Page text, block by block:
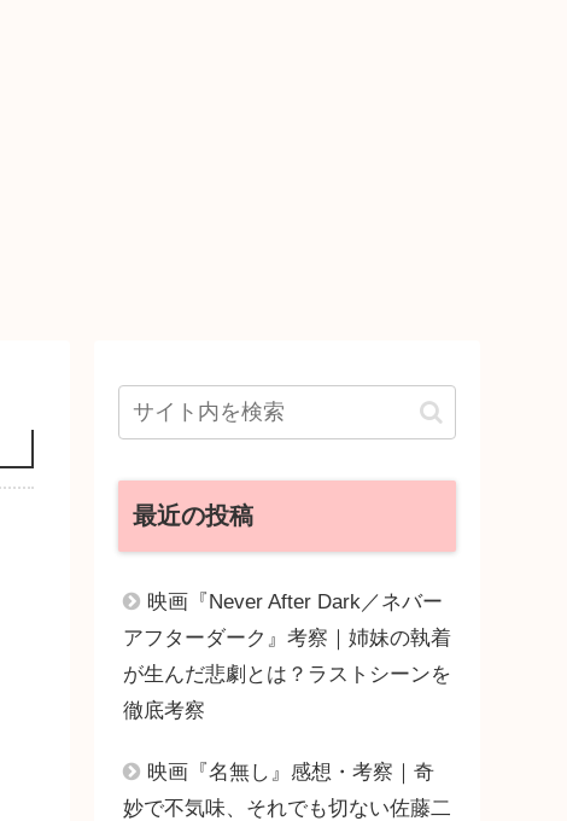
最近の投稿
映画『Never After Dark／ネバー
アフターダーク』考察｜姉妹の執着
が生んだ悲劇とは？ラストシーンを
徹底考察
映画『名無し』感想・考察｜奇
妙で不気味、それでも切ない佐藤二